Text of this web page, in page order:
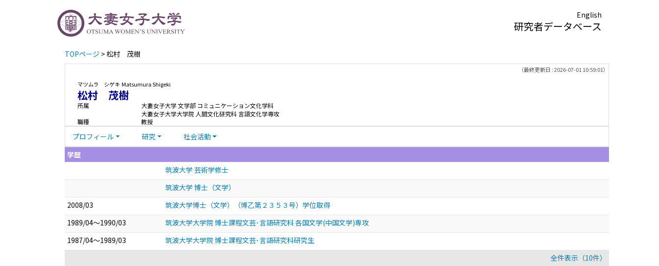
English
研究者データベース
TOPページ > 松村 茂樹
（最終更新日 : 2026-07-01 10:59:01）
マツムラ シゲキ Matsumura Shigeki
松村 茂樹
所属
大妻女子大学 文学部 コミュニケーション文化学科
大妻女子大学大学院 人間文化研究科 言語文化学専攻
職種
教授
プロフィール 研究
社会活動
学歴
筑波大学 芸術学修士
筑波大学 博士（文学）
2008/03
筑波大学博士（文学）（博乙第２３５３号）学位取得
1989/04～1990/03
筑波大学大学院 博士課程文芸･言語研究科 各国文学(中国文学)専攻
1987/04～1989/03
筑波大学大学院 博士課程文芸･言語研究科研究生
全件表示（10件）